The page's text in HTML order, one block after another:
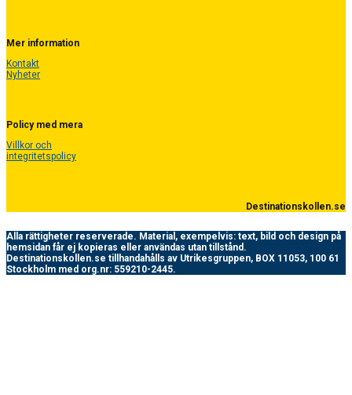
Mer information
Kontakt
Nyheter
Policy med mera
Villkor och
integritetspolicy
Destinationskollen.se
Alla rättigheter reserverade. Material, exempelvis: text, bild och design på
hemsidan får ej kopieras eller användas utan tillstånd.
Destinationskollen.se tillhandahålls av Utrikesgruppen, BOX 11053, 100 61
Stockholm med org.nr: 559210-2445.